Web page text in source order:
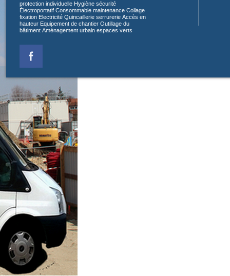
protection individuelle Hygiène sécurité
Électroportatif Consommable maintenance Collage
fixation Electricité Quincaillerie serrurerie Accès en
hauteur Equipement de chantier Outillage du
bâtiment Aménagement urbain espaces verts